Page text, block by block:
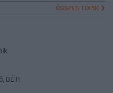
ÖSSZES TOPIK
BÉT!